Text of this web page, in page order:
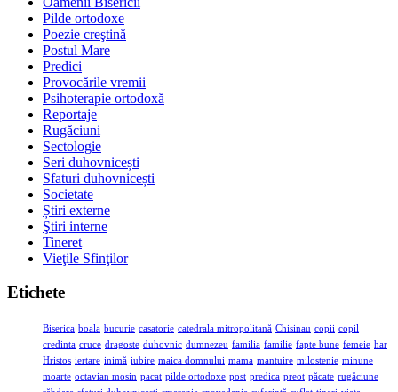
Pilde ortodoxe
Poezie creştină
Postul Mare
Predici
Provocările vremii
Psihoterapie ortodoxă
Reportaje
Rugăciuni
Sectologie
Seri duhovnicești
Sfaturi duhovnicești
Societate
Știri externe
Ştiri interne
Tineret
Vieţile Sfinţilor
Etichete
Biserica boala bucurie casatorie catedrala mitropolitană Chisinau copii copil
credinta cruce dragoste duhovnic dumnezeu familia familie fapte bune femeie har
Hristos iertare inimă iubire maica domnului mama mantuire milostenie minune
moarte octavian mosin pacat pilde ortodoxe post predica preot păcate rugăciune